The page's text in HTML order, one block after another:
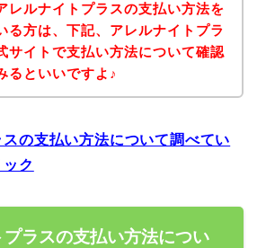
レルナイトプラスの支払い方法を
る方は、下記、アレルナイトプラ
サイトで支払い方法について確認
るといいですよ♪
の支払い方法について調べてい
ク
プラスの支払い方法につい